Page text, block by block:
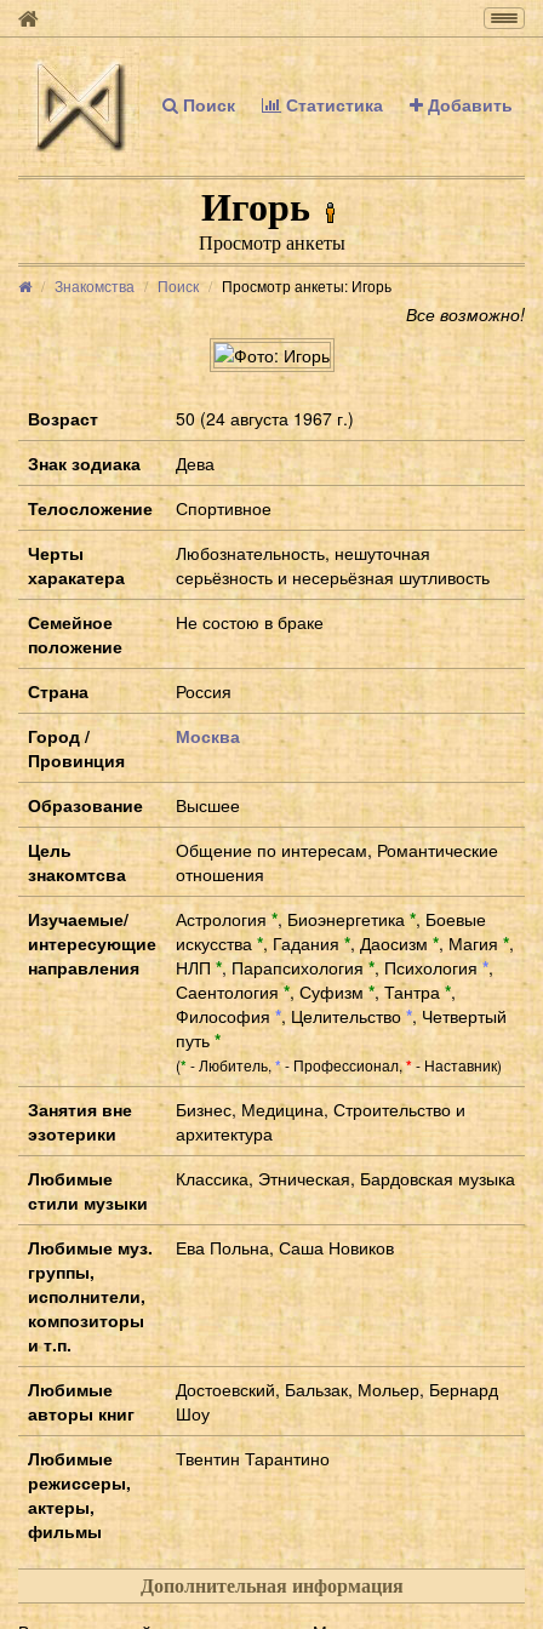
Поиск Статистика Добавить
Игорь
Просмотр анкеты
Знакомства Поиск Просмотр анкеты: Игорь
Все возможно!
Возраст
50 (24 августа 1967 г.)
Знак зодиака
Дева
Телосложение
Спортивное
Черты
харакатера
Любознательность, нешуточная
серьёзность и несерьёзная шутливость
Семейное
положение
Не состою в браке
Страна
Россия
Город /
Провинция
Москва
Образование
Высшее
Цель
знакомтсва
Общение по интересам, Романтические
отношения
Изучаемые/
интересующие
направления
Астрология *,Биоэнергетика*, Боевые
искусства *,Гадания *, Даосизм *, Магия *,
НЛП *,Парапсихология*, Психология*,
Саентология*, Суфизм*,Тантра*,
Философия*, Целительство*, Четвертый
путь *
(*- Любитель, *- Профессионал,*- Наставник)
Занятия вне
эзотерики
Бизнес, Медицина, Строительство и
архитектура
Любимые
стили музыки
Классика, Этническая, Бардовская музыка
Любимые муз.
группы,
исполнители,
композиторы
и т.п.
Ева Польна, Саша Новиков
Любимые
авторы книг
Достоевский, Бальзак, Мольер, Бернард
Шоу
Любимые
режиссеры,
актеры,
фильмы
Твентин Тарантино
Дополнительная информация